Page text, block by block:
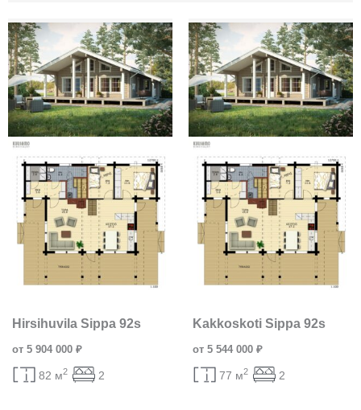
Hirsihuvila Sippa 92s
от 5 904 000 ₽
82 м2 2
Kakkoskoti Sippa 92s
от 5 544 000 ₽
77 м2 2